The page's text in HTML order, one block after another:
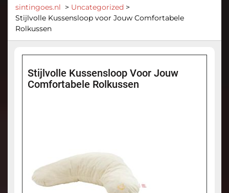
sintingoes.nl > Uncategorized >
Stijlvolle Kussensloop voor Jouw Comfortabele
Rolkussen
Stijlvolle Kussensloop Voor Jouw
Comfortabele Rolkussen